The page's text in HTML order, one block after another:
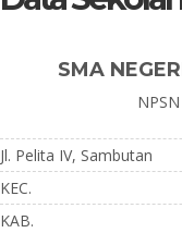
SMA
Jl. Pelita IV, Sambutan
KEC.
KAB.